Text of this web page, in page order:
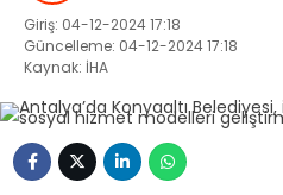
Giriş: 04-12-2024 17:18
Güncelleme: 04-12-2024 17:18
Kaynak: İHA